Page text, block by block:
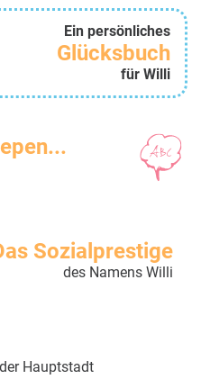
Ein persönliches
Glücksbuch
für Willi
Sozialprestige
des Namens Willi
Hauptstadt